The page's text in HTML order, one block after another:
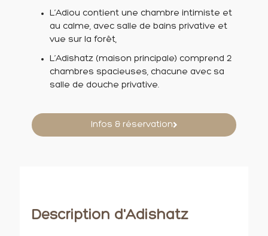
L’Adiou contient une chambre intimiste et
au calme, avec salle de bains privative et
vue sur la forêt,
L’Adishatz (maison principale) comprend 2
chambres spacieuses, chacune avec sa
salle de douche privative.
Infos & réservation
Description d'Adishatz